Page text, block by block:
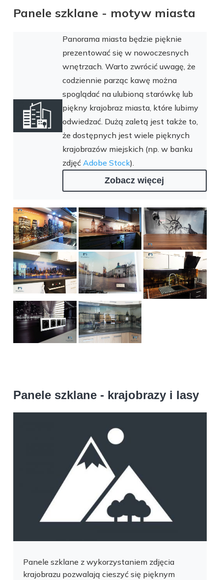
Panele szklane - motyw miasta
Panorama miasta będzie pięknie
prezentować się w nowoczesnych
wnętrzach. Warto zwrócić uwagę, że
codziennie parząc kawę można
spoglądać na ulubioną starówkę lub
piękny krajobraz miasta, które lubimy
odwiedzać. Dużą zaletą jest także to,
że dostępnych jest wiele pięknych
krajobrazów miejskich (np. w banku
zdjęć Adobe Stock).
Zobacz więcej
Panele szklane - krajobrazy i lasy
Panele szklane z wykorzystaniem zdjęcia
krajobrazu pozwalają cieszyć się pięknym